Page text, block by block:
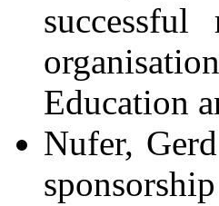
successful
Education
Nufer,